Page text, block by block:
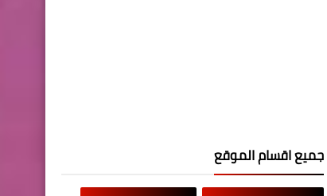
جميع اقسام الموقع